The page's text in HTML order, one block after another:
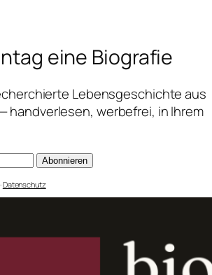
eine Biografie
Lebensgeschichte aus
handverlesen, werbefrei, in Ihrem
Abonnieren
Datenschutz